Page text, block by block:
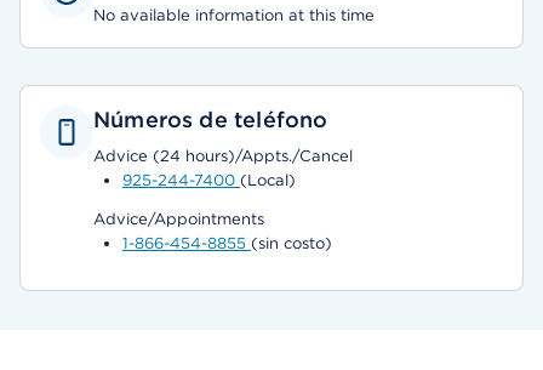
No available information at this time
Números de teléfono
Advice (24 hours)/Appts./Cancel
925-244-7400 (Local)
Advice/Appointments
1-866-454-8855 (sin costo)